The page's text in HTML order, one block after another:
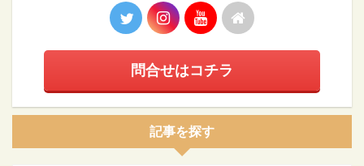
問合せはコチラ
記事を探す